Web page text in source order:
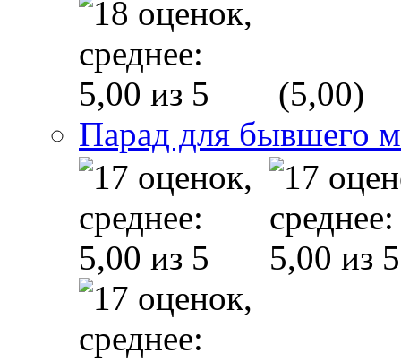
(5,00)
Парад для бывшего